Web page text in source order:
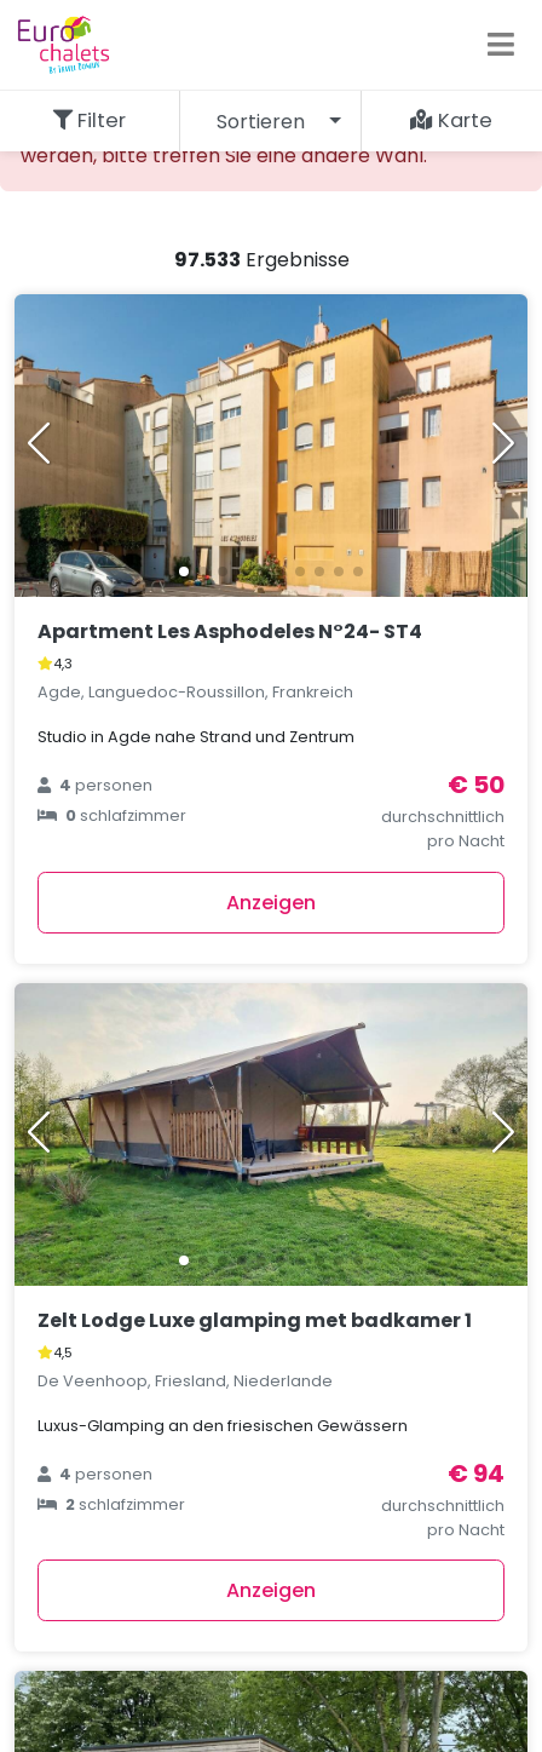
Die gewünschte Unterkunft kann nicht gefunden
werden, bitte treffen Sie eine andere Wahl.
97.533 Ergebnisse
Filter Sortieren Karte
Apartment Les Asphodeles N°24- ST4
4,3
Agde, Languedoc-Roussillon, Frankreich
Studio in Agde nahe Strand und Zentrum
4personen
0schlafzimmer
€ 50
durchschnittlich
pro Nacht
Anzeigen
Zelt Lodge Luxe glamping met badkamer 1
4,5
De Veenhoop, Friesland, Niederlande
Luxus-Glamping an den friesischen Gewässern
4personen
2schlafzimmer
€ 94
durchschnittlich
pro Nacht
Anzeigen